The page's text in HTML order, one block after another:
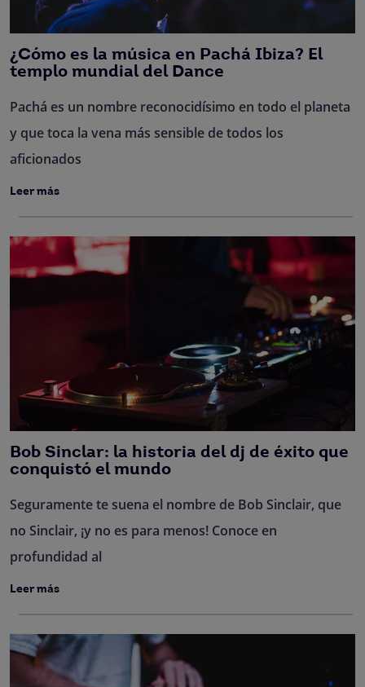
¿Cómo es la música en Pachá Ibiza? El
templo mundial del Dance
Pachá es un nombre reconocidísimo en todo el planeta
y que toca la vena más sensible de todos los
aficionados
Leer más
Bob Sinclar: la historia del dj de éxito que
conquistó el mundo
Seguramente te suena el nombre de Bob Sinclair, que
no Sinclair, ¡y no es para menos! Conoce en
profundidad al
Leer más